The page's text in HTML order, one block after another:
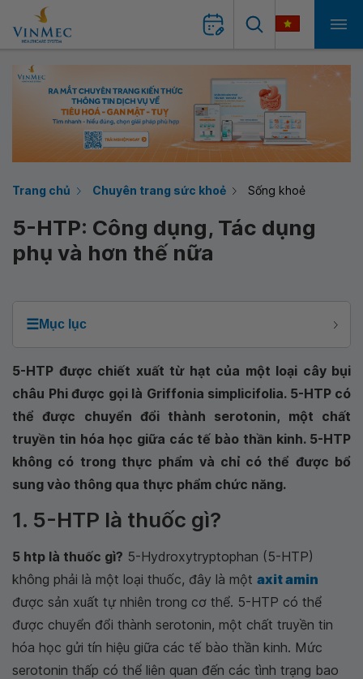
Trang chủ Chuyên trang sức khoẻ Sống khoẻ
5-HTP: Công dụng, Tác dụng
phụ và hơn thế nữa
☰Mục lục
5-HTP được chiết xuất từ hạt của một loại cây bụi
châu Phi được gọi là Griffonia simplicifolia. 5-HTP có
thể được chuyển đổi thành serotonin, một chất
truyền tin hóa học giữa các tế bào thần kinh. 5-HTP
không có trong thực phẩm và chỉ có thể được bổ
sung vào thông qua thực phẩm chức năng.
1. 5-HTP là thuốc gì?
5 htp là thuốc gì? 5-Hydroxytryptophan (5-HTP)
không phải là một loại thuốc, đây là một axit amin
được sản xuất tự nhiên trong cơ thể. 5-HTP có thể
được chuyển đổi thành serotonin, một chất truyền tin
hóa học gửi tín hiệu giữa các tế bào thần kinh. Mức
serotonin thấp có thể liên quan đến các tình trạng bao